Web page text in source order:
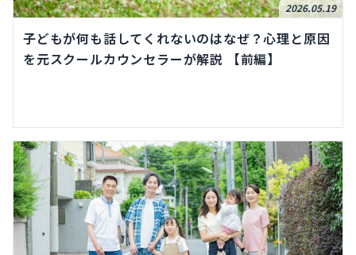
2026.05.19
子どもが何も話してくれないのはなぜ？心理と原因
を元スクールカウンセラーが解説 【前編】